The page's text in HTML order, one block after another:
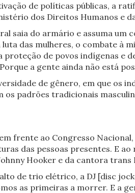
de políticas públicas, a
dos Direitos Humanos e
saia do armário e assuma um
das mulheres, o combate à
de povos indígenas e
a gente ainda não está
de gênero, em que os
os padrões tradicionais
frente ao Congresso
das pessoas presentes. E
Hooker e da cantora
de trio elétrico, a DJ [disc
as primeiras a morrer. E a